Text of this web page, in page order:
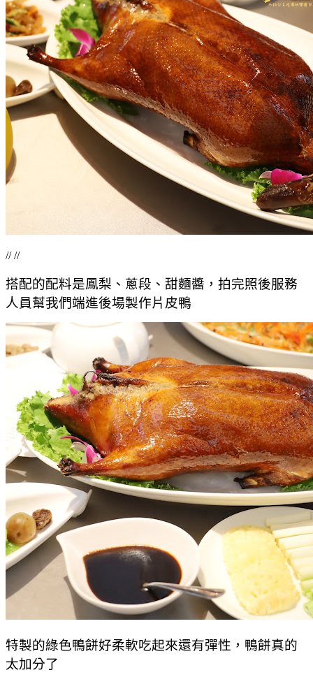
// //
搭配的配料是鳳梨、蔥段、甜麵醬，拍完照後服務
人員幫我們端進後場製作片皮鴨
特製的綠色鴨餅好柔軟吃起來還有彈性，鴨餅真的
太加分了